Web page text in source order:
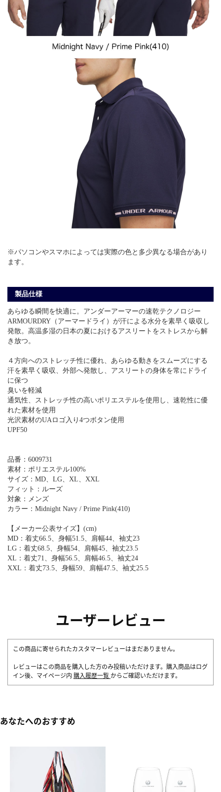
※パソコンやスマホによっては実際の色と多少異なる場合があり
ます。
製品仕様
あらゆる瞬間を快適に。アンダーアーマーの速乾テクノロジー
ARMOURDRY（アーマードライ）が汗による水分を素早く吸収し
発散。高温多湿の日本の夏におけるアスリートをストレスから解
き放つ。
４方向へのストレッチ性に優れ、あらゆる動きをスムーズにする
汗を素早く吸収、外部へ発散し、アスリートの身体を常にドライ
に保つ
臭いを軽減
通気性、ストレッチ性の高いポリエステルを使用し、速乾性に優
れた素材を使用
光沢素材のUAロゴ入り4つボタン使用
UPF50
品番：6009731
素材：ポリエステル100%
サイズ：MD、LG、XL、XXL
フィット：ルーズ
対象：メンズ
カラー：Midnight Navy / Prime Pink(410)
【メーカー公表サイズ】(cm)
MD：着丈66.5、身幅51.5、肩幅44、袖丈23
LG：着丈68.5、身幅54、肩幅45、袖丈23.5
XL：着丈71、身幅56.5、肩幅46.5、袖丈24
XXL：着丈73.5、身幅59、肩幅47.5、袖丈25.5
ユーザーレビュー
この商品に寄せられたカスタマーレビューはまだありません。
レビューはこの商品を購入した方のみ投稿いただけます。購入商品はログ
イン後、マイページ内 購入履歴一覧 からご確認いただけます。
あなたへのおすすめ